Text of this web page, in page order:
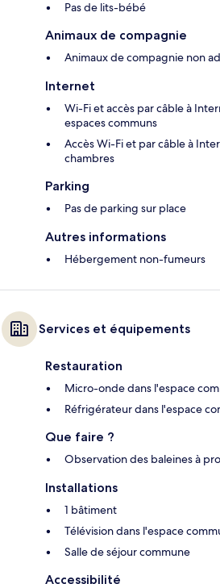
Pas de lits-bébé
Animaux de compagnie
Animaux de compagnie non
Internet
Wi-Fi et accès par câble à
espaces communs
Accès Wi-Fi et par câble à
chambres
Parking
Pas de parking sur place
Autres informations
Hébergement non-fumeurs
Services et équipements
Restauration
Micro-onde dans l'espace
Réfrigérateur dans l'espace
Que faire ?
Observation des baleines à
Installations
1 bâtiment
Télévision dans l'espace
Salle de séjour commune
Accessibilité